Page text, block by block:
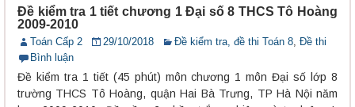
Đề kiểm tra 1 tiết chương 1 Đại số 8 THCS Tô Hoàng
2009-2010
Toán Cấp 2 29/10/2018 Đề kiểm tra, đề thi Toán 8, Đề thi
Bình luận
Đề kiểm tra 1 tiết (45 phút) môn chương 1 môn Đại số lớp 8
trường THCS Tô Hoàng, quận Hai Bà Trưng, TP Hà Nội năm